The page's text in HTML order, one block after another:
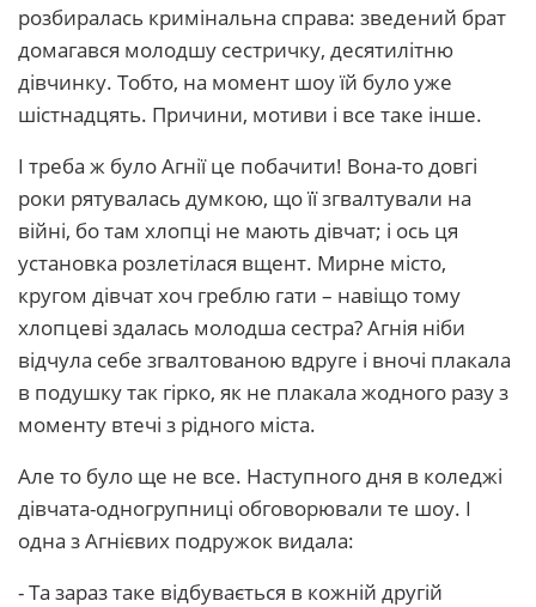
розбиралась кримінальна справа: зведений брат
домагався молодшу сестричку, десятилітню
дівчинку. Тобто, на момент шоу їй було уже
шістнадцять. Причини, мотиви і все таке інше.
І треба ж було Агнії це побачити! Вона-то довгі
роки рятувалась думкою, що її згвалтували на
війні, бо там хлопці не мають дівчат; і ось ця
установка розлетілася вщент. Мирне місто,
кругом дівчат хоч греблю гати – навіщо тому
хлопцеві здалась молодша сестра? Агнія ніби
відчула себе згвалтованою вдруге і вночі плакала
в подушку так гірко, як не плакала жодного разу з
моменту втечі з рідного міста.
Але то було ще не все. Наступного дня в коледжі
дівчата-одногрупниці обговорювали те шоу. І
одна з Агнієвих подружок видала:
- Та зараз таке відбувається в кожній другій